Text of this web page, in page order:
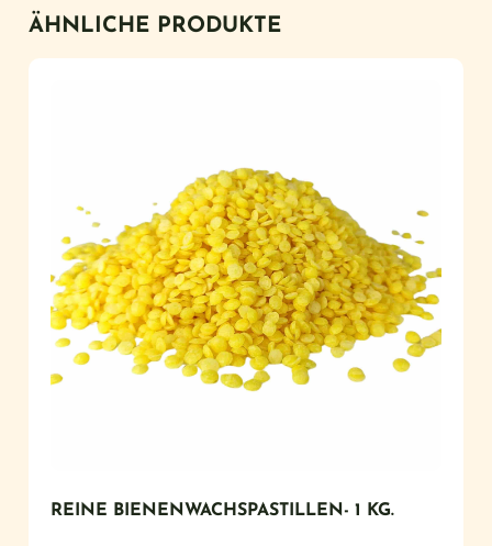
ÄHNLICHE PRODUKTE
REINE BIENENWACHSPASTILLEN- 1 KG.